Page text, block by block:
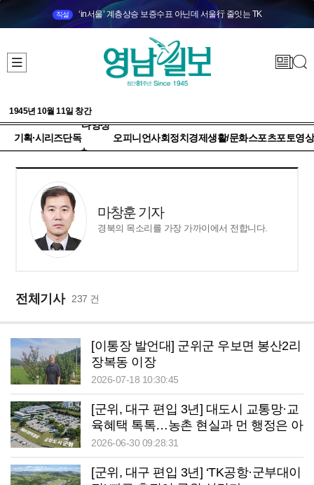
직설 ‘in서울’ 계층상승 보증수표 아닌데 서울行 줄잇는 TK
1945년 10월 11일 창간
기획·시리즈단독
다양성
+
오피니언사회정치 경제생활/문화스포츠포토영상
마창훈 기자
경북의 목소리를 가장 가까이에서 전합니다.
전체기사 237 건
[이통장 발언대] 군위군 우보면 봉산2리
장복동 이장
2026-07-18 10:30:45
[군위, 대구 편입 3년] 대도시 교통망·교
육혜택 톡톡…농촌 현실과 먼 행정은 아
쉬워
2026-06-30 09:28:31
[군위, 대구 편입 3년] ‘TK공항·군부대이